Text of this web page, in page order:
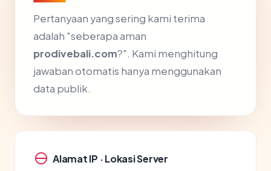
Pertanyaan yang sering kami terima
adalah "seberapa aman
prodivebali.com?". Kami menghitung
jawaban otomatis hanya menggunakan
data publik.
Alamat IP · Lokasi Server